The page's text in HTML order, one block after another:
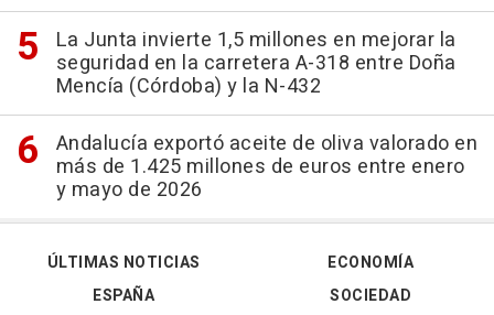
La Junta invierte 1,5 millones en mejorar la
seguridad en la carretera A-318 entre Doña
Mencía (Córdoba) y la N-432
Andalucía exportó aceite de oliva valorado en
más de 1.425 millones de euros entre enero
y mayo de 2026
ÚLTIMAS NOTICIAS
ESPAÑA
ECONOMÍA
SOCIEDAD